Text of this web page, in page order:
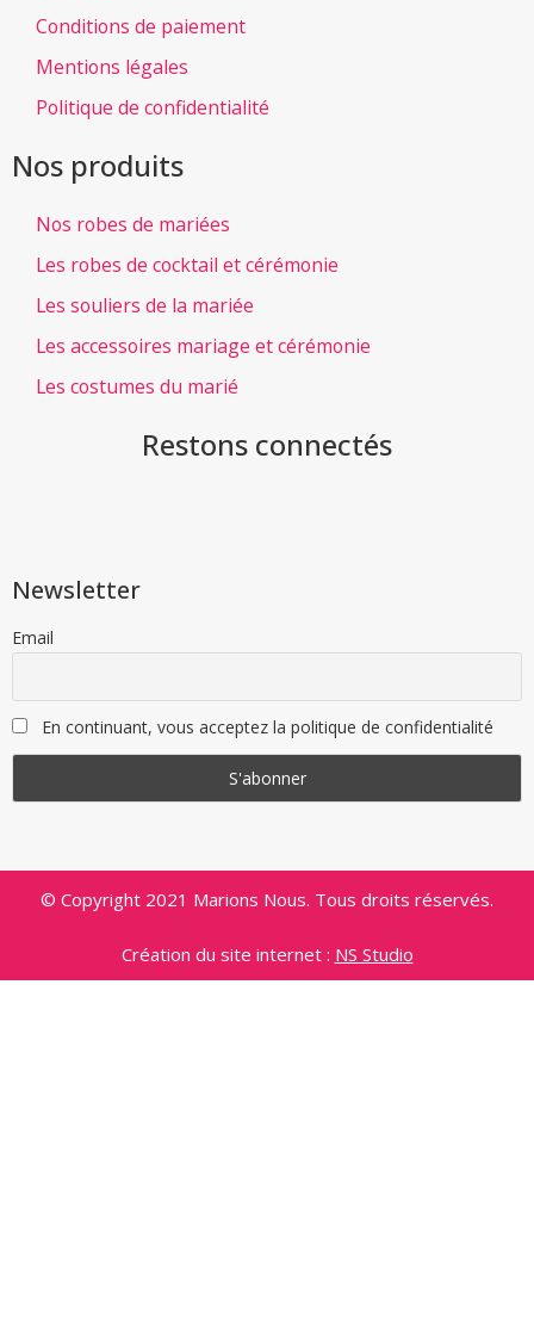
Conditions de paiement
Mentions légales
Politique de confidentialité
Nos produits
Nos robes de mariées
Les robes de cocktail et cérémonie
Les souliers de la mariée
Les accessoires mariage et cérémonie
Les costumes du marié
Restons connectés
Newsletter
Email
En continuant, vous acceptez la politique de confidentialité
© Copyright 2021 Marions Nous. Tous droits réservés.
Création du site internet : NS Studio